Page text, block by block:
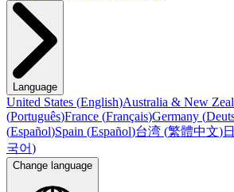
Language
United States (English)Australia & New
(Português)France (Français)Germany (
(Español)Spain (Español)台湾 (繁體中文)
국어)
Change language